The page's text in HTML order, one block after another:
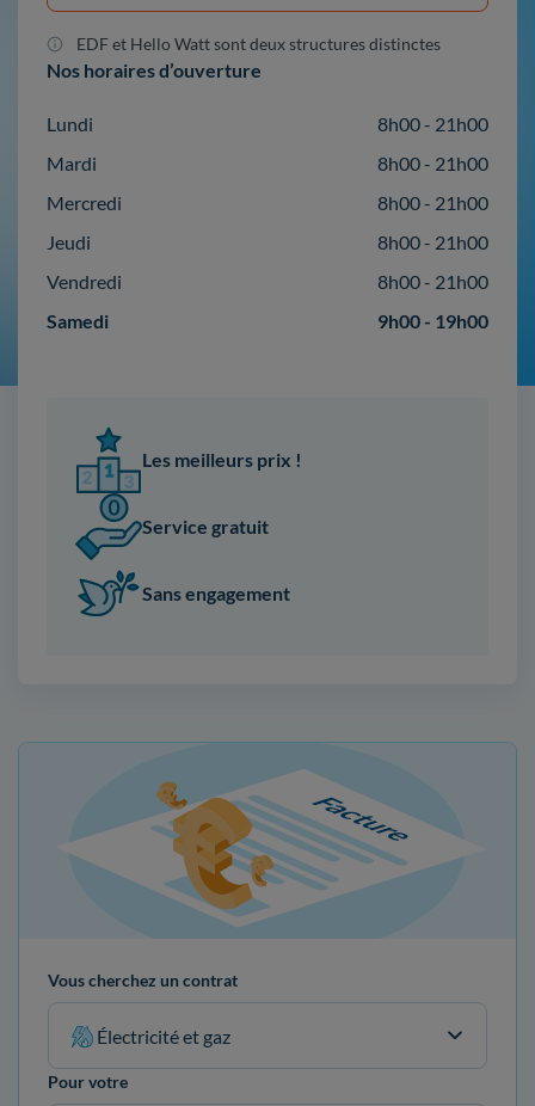
EDF et Hello Watt sont deux structures distinctes
Nos horaires d’ouverture
Lundi
8h00 - 21h00
Mardi
8h00 - 21h00
Mercredi
8h00 - 21h00
Jeudi
8h00 - 21h00
Vendredi
8h00 - 21h00
Samedi
9h00 - 19h00
Les meilleurs prix !
Service gratuit
Sans engagement
Vous cherchez un contrat
Électricité et gaz
Pour votre